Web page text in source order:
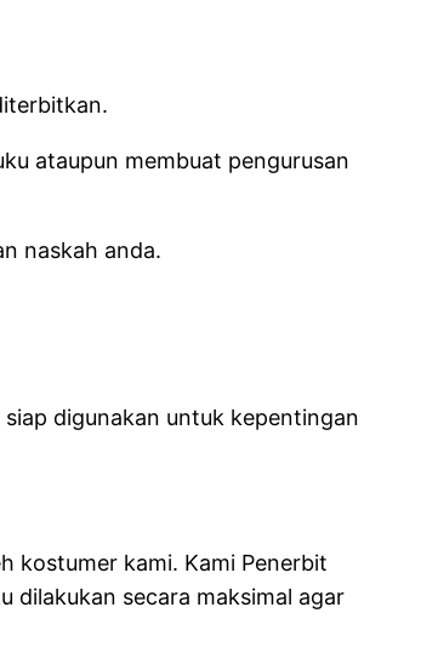
ataupun membuat pengurusan
naskah anda.
digunakan untuk kepentingan
kostumer kami. Kami Penerbit
dilakukan secara maksimal agar